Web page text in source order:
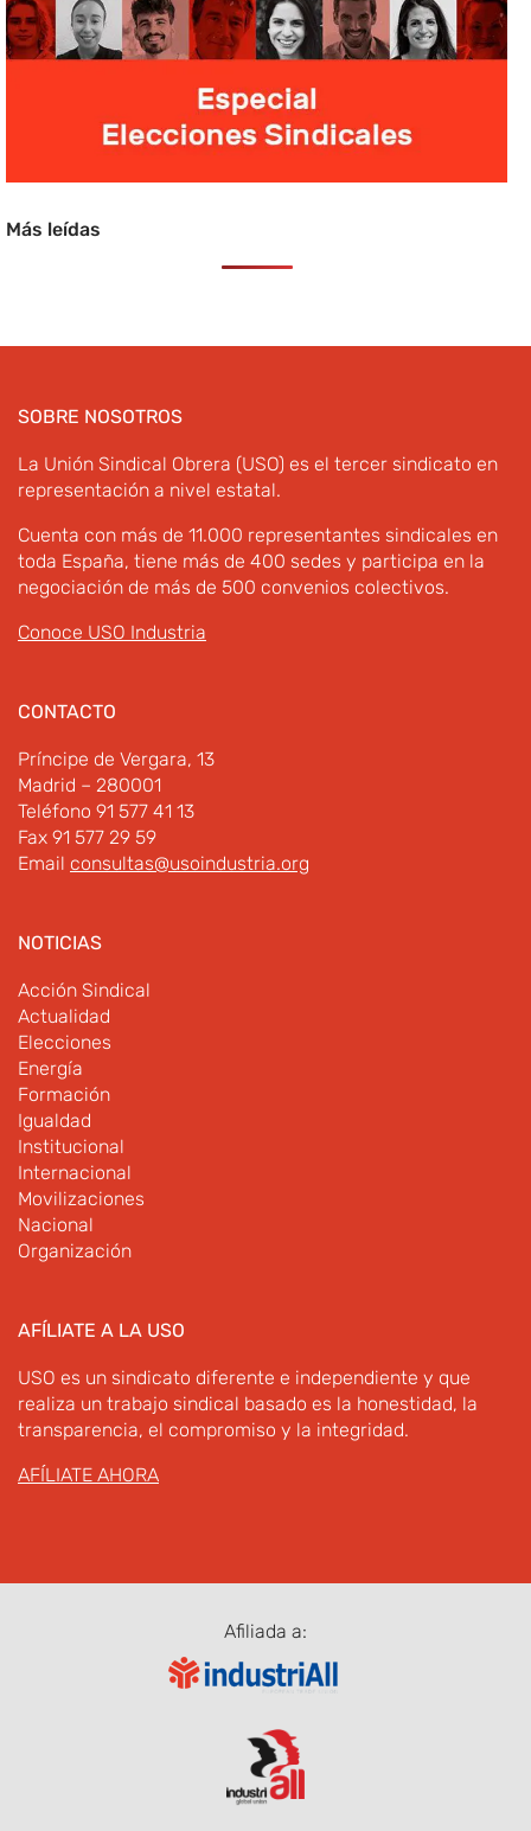
Más leídas
SOBRE NOSOTROS
La Unión Sindical Obrera (USO) es el tercer sindicato en
representación a nivel estatal.
Cuenta con más de 11.000 representantes sindicales en
toda España, tiene más de 400 sedes y participa en la
negociación de más de 500 convenios colectivos.
Conoce USO Industria
CONTACTO
Príncipe de Vergara, 13
Madrid – 280001
Teléfono 91 577 41 13
Fax 91 577 29 59
Email consultas@usoindustria.org
NOTICIAS
Acción Sindical
Actualidad
Elecciones
Energía
Formación
Igualdad
Institucional
Internacional
Movilizaciones
Nacional
Organización
AFÍLIATE A LA USO
USO es un sindicato diferente e independiente y que
realiza un trabajo sindical basado es la honestidad, la
transparencia, el compromiso y la integridad.
AFÍLIATE AHORA
Afiliada a: